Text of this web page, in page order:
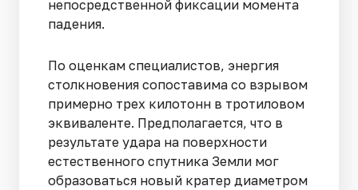
непосредственной фиксации момента
падения.
По оценкам специалистов, энергия
столкновения сопоставима со взрывом
примерно трех килотонн в тротиловом
эквиваленте. Предполагается, что в
результате удара на поверхности
естественного спутника Земли мог
образоваться новый кратер диаметром